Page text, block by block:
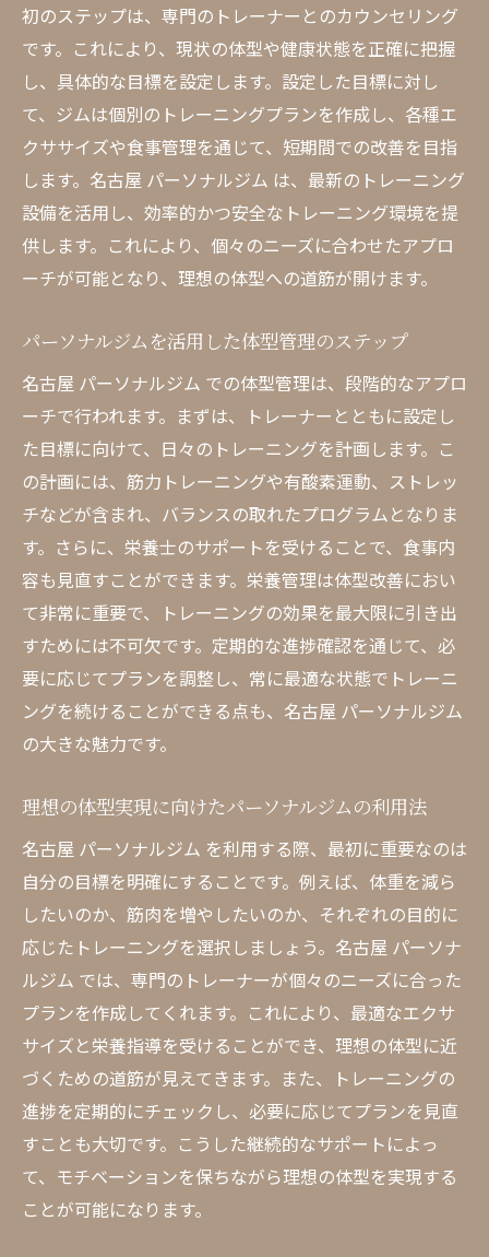
初のステップは、専門のトレーナーとのカウンセリング
です。これにより、現状の体型や健康状態を正確に把握
し、具体的な目標を設定します。設定した目標に対し
て、ジムは個別のトレーニングプランを作成し、各種エ
クササイズや食事管理を通じて、短期間での改善を目指
します。名古屋 パーソナルジム は、最新のトレーニング
設備を活用し、効率的かつ安全なトレーニング環境を提
供します。これにより、個々のニーズに合わせたアプロ
ーチが可能となり、理想の体型への道筋が開けます。
パーソナルジムを活用した体型管理のステップ
名古屋 パーソナルジム での体型管理は、段階的なアプロ
ーチで行われます。まずは、トレーナーとともに設定し
た目標に向けて、日々のトレーニングを計画します。こ
の計画には、筋力トレーニングや有酸素運動、ストレッ
チなどが含まれ、バランスの取れたプログラムとなりま
す。さらに、栄養士のサポートを受けることで、食事内
容も見直すことができます。栄養管理は体型改善におい
て非常に重要で、トレーニングの効果を最大限に引き出
すためには不可欠です。定期的な進捗確認を通じて、必
要に応じてプランを調整し、常に最適な状態でトレーニ
ングを続けることができる点も、名古屋 パーソナルジム
の大きな魅力です。
理想の体型実現に向けたパーソナルジムの利用法
名古屋 パーソナルジム を利用する際、最初に重要なのは
自分の目標を明確にすることです。例えば、体重を減ら
したいのか、筋肉を増やしたいのか、それぞれの目的に
応じたトレーニングを選択しましょう。名古屋 パーソナ
ルジム では、専門のトレーナーが個々のニーズに合った
プランを作成してくれます。これにより、最適なエクサ
サイズと栄養指導を受けることができ、理想の体型に近
づくための道筋が見えてきます。また、トレーニングの
進捗を定期的にチェックし、必要に応じてプランを見直
すことも大切です。こうした継続的なサポートによっ
て、モチベーションを保ちながら理想の体型を実現する
ことが可能になります。